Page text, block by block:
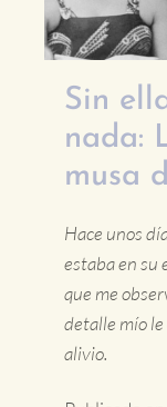
Sin
nada:
musa
Hace unos
estaba en su
que me
detalle mío le
alivio.